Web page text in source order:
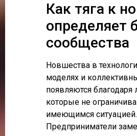
Как тяга к
определяет
сообщества
Новшества в
моделях и
появляются благодаря
которые не
имеющимся ситуацией.
Предприниматели